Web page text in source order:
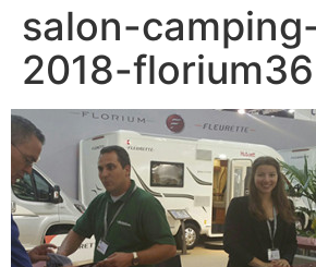
salon-
2018-